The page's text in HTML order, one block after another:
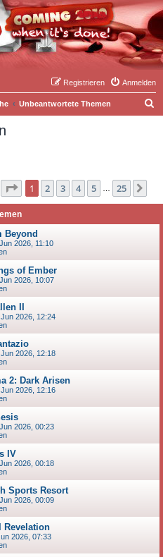
Anmelden
Registrieren
Unbeantwortete Themen
Seite 1von 25
1 2 3 4 5 25
Beyond
2026, 11:10
of Ember
2026, 10:07
II
2026, 12:24
2026, 12:18
2: Dark Arisen
2026, 12:16
2026, 00:23
IV
2026, 00:18
Sports Resort
2026, 00:09
Revelation
2026, 07:33